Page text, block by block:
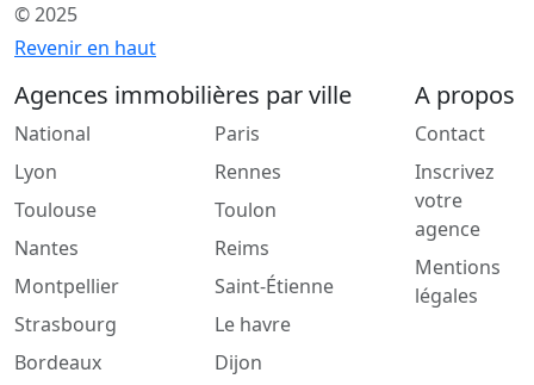
© 2025
Revenir en haut
Agences immobilières par ville
National
Lyon
Toulouse
Nantes
Montpellier
Strasbourg
Bordeaux
Paris
Rennes
Toulon
Reims
Saint-Étienne
Le havre
Dijon
A propos
Contact
Inscrivez
votre
agence
Mentions
légales